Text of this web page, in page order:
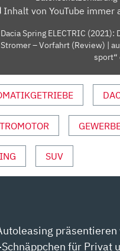
Inhalt von YouTube immer
Spring ELECTRIC (2021):
Stromer – Vorfahrt (Review) |
sport“
SUV
präsentieren
für Privat